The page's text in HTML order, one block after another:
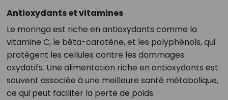
Antioxydants et vitamines
Le moringa est riche en antioxydants comme la
vitamine C, le bêta-carotène, et les polyphénols, qui
protègent les cellules contre les dommages
oxydatifs. Une alimentation riche en antioxydants est
souvent associée à une meilleure santé métabolique,
ce qui peut faciliter la perte de poids.